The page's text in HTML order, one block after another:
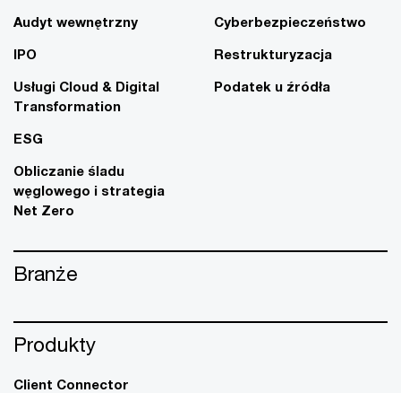
Audyt wewnętrzny
IPO
Usługi Cloud & Digital
Transformation
ESG
Obliczanie śladu
węglowego i strategia
Net Zero
Cyberbezpieczeństwo
Restrukturyzacja
Podatek u źródła
Branże
Produkty
Client Connector